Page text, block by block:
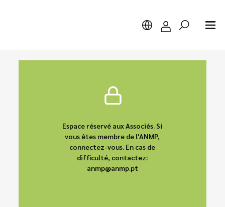
Espace réservé aux Associés. Si
vous êtes membre de l'ANMP,
connectez-vous. En cas de
difficulté, contactez:
anmp@anmp.pt